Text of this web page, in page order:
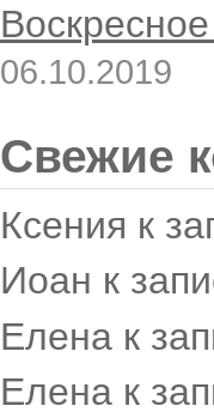
06.10.2019
Свежие
Ксения к
Иоан к
Елена к
Елена к